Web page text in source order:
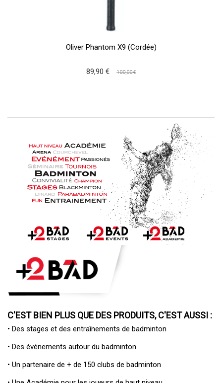
Oliver Phantom X9 (Cordée)
89,90 € 100,00 €
C'EST BIEN PLUS QUE DES PRODUITS, C'EST AUSSI :
• Des stages et des entraînements de badminton
• Des événements autour du badminton
• Un partenaire de + de 150 clubs de badminton